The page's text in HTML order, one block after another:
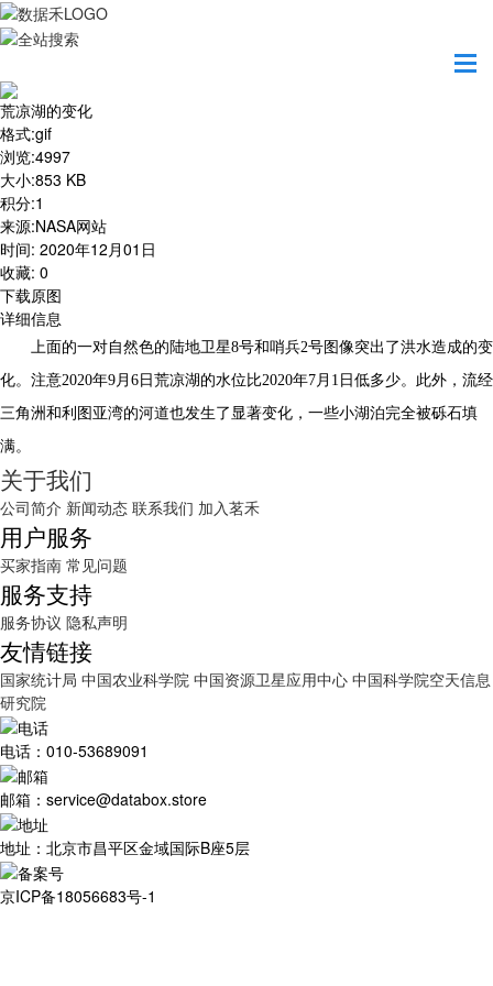
荒凉湖的变化
格式:gif
浏览:4997
大小:853 KB
积分:1
来源:NASA网站
时间: 2020年12月01日
收藏: 0
下载原图
详细信息
上面的一对自然色的陆地卫星8号和哨兵2号图像突出了洪水造成的变
化。注意2020年9月6日荒凉湖的水位比2020年7月1日低多少。此外，流经
三角洲和利图亚湾的河道也发生了显著变化，一些小湖泊完全被砾石填
满。
关于我们
公司简介 新闻动态 联系我们 加入茗禾
用户服务
买家指南 常见问题
服务支持
服务协议 隐私声明
友情链接
国家统计局 中国农业科学院 中国资源卫星应用中心 中国科学院空天信息
研究院
电话：010-53689091
邮箱：service@databox.store
地址：北京市昌平区金域国际B座5层
京ICP备18056683号-1